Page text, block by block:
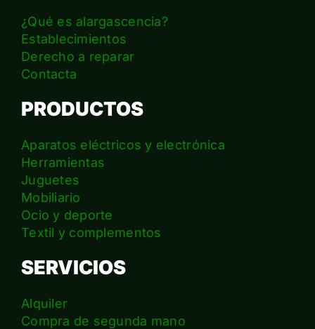
¿Qué es alargascencia?
Establecimientos
Derecho a reparar
Contacta
PRODUCTOS
Aparatos eléctricos y electrónica
Herramientas
Juguetes
Mobiliario
Ocio y deporte
Textil y complementos
SERVICIOS
Alquiler
Compra de segunda mano